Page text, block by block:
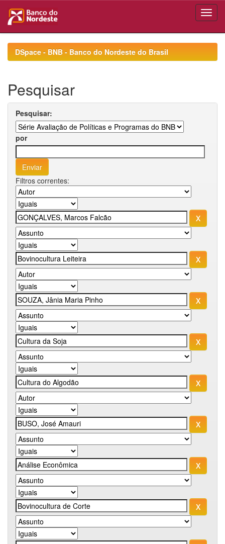
navigationDSpace - BNB - Banco do Nordeste do Brasil
Pesquisar
Pesquisar:
por
Filtros correntes: